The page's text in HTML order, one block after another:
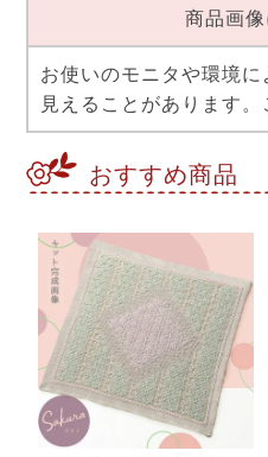
商品画
お使いのモニタや環境
見えることがあります。
おすすめ商品